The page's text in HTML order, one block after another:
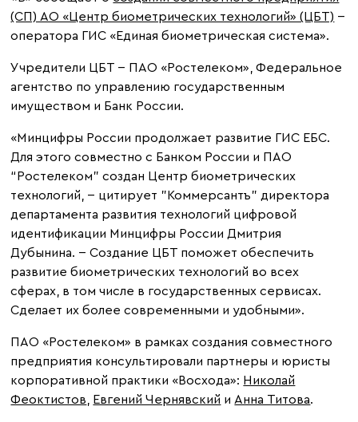
(СП) АО «Центр биометрических технологий» (ЦБТ) --
оператора ГИС «Единая биометрическая система».
Учредители ЦБТ -- ПАО «Ростелеком», Федеральное
агентство по управлению государственным
имуществом и Банк России.
«Минцифры России продолжает развитие ГИС ЕБС.
Для этого совместно с Банком России и ПАО
“Ростелеком” создан Центр биометрических
технологий, -- цитирует "Коммерсантъ" директора
департамента развития технологий цифровой
идентификации Минцифры России Дмитрия
Дубынина. -- Создание ЦБТ поможет обеспечить
развитие биометрических технологий во всех
сферах, в том числе в государственных сервисах.
Сделает их более современными и удобными».
ПАО «Ростелеком» в рамках создания совместного
предприятия консультировали партнеры и юристы
корпоративной практики «Восхода»: Николай
Феоктистов
Евгений Чернявский и Анна Титова.